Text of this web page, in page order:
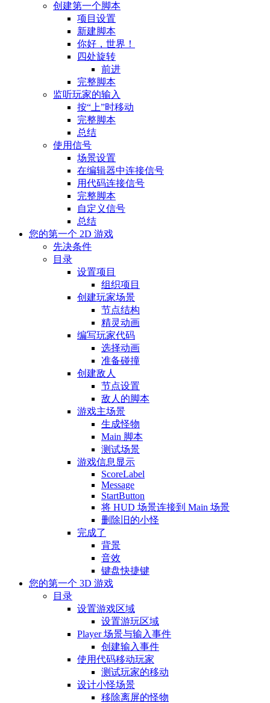
创建第一个脚本
项目设置
新建脚本
你好，世界！
四处旋转
前进
完整脚本
监听玩家的输入
按“上”时移动
完整脚本
总结
使用信号
场景设置
在编辑器中连接信号
用代码连接信号
完整脚本
自定义信号
总结
您的第一个 2D 游戏
先决条件
目录
设置项目
组织项目
创建玩家场景
节点结构
精灵动画
编写玩家代码
选择动画
准备碰撞
创建敌人
节点设置
敌人的脚本
游戏主场景
生成怪物
Main 脚本
测试场景
游戏信息显示
ScoreLabel
Message
StartButton
将 HUD 场景连接到 Main 场景
删除旧的小怪
完成了
背景
音效
键盘快捷键
您的第一个 3D 游戏
目录
设置游戏区域
设置游玩区域
Player 场景与输入事件
创建输入事件
使用代码移动玩家
测试玩家的移动
设计小怪场景
移除离屏的怪物